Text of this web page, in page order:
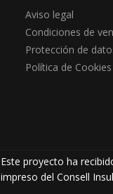
Aviso legal
Condiciones de
Protección de
Política de Cookies
Este proyecto ha
impreso del Consell